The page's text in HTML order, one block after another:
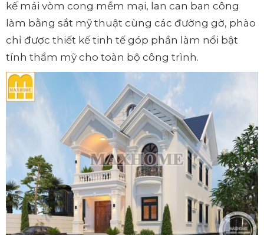
kế mái vòm cong mềm mại, lan can ban công
làm bằng sắt mỹ thuật cùng các đường gờ, phào
chỉ được thiết kế tinh tế góp phần làm nổi bật
tính thẩm mỹ cho toàn bộ công trình.